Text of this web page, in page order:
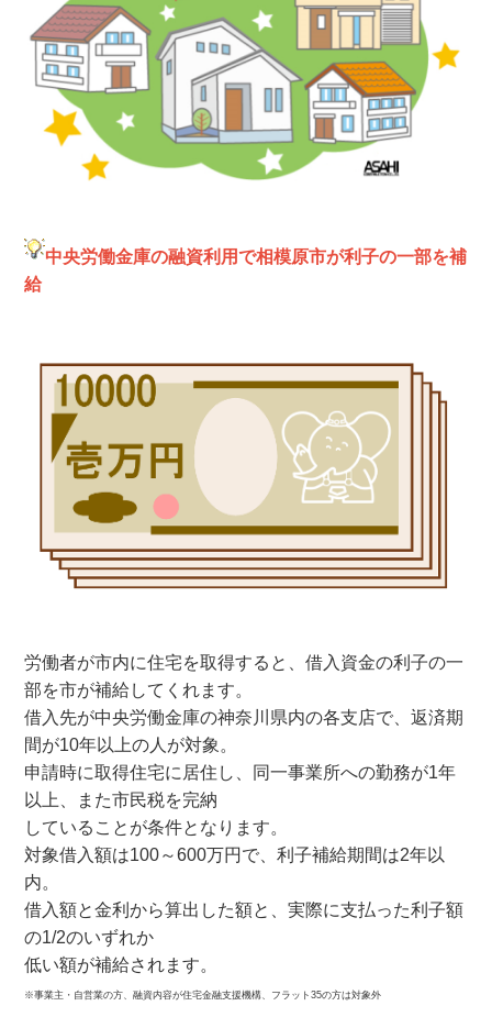
中央労働金庫の融資利用で相模原市が利子の一部を補
給
労働者が市内に住宅を取得すると、借入資金の利子の一
部を市が補給してくれます。
借入先が中央労働金庫の神奈川県内の各支店で、返済期
間が10年以上の人が対象。
申請時に取得住宅に居住し、同一事業所への勤務が1年
以上、また市民税を完納
していることが条件となります。
対象借入額は100～600万円で、利子補給期間は2年以
内。
借入額と金利から算出した額と、実際に支払った利子額
の1/2のいずれか
低い額が補給されます。
※事業主・自営業の方、融資内容が住宅金融支援機構、フラット35の方は対象外